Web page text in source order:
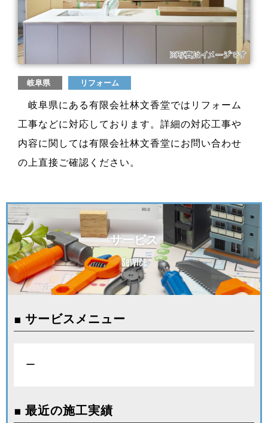
岐阜県 リフォーム
岐阜県にある有限会社林文香堂ではリフォーム
工事などに対応しております。詳細の対応工事や
内容に関しては有限会社林文香堂にお問い合わせ
の上直接ご確認ください。
サービス
Service
■ サービスメニュー
ー
■ 最近の施工実績